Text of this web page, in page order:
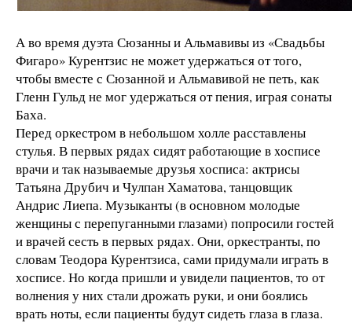
А во время дуэта Сюзанны и Альмавивы из «Свадьбы
Фигаро» Курентзис не может удержаться от того,
чтобы вместе с Сюзанной и Альмавивой не петь, как
Гленн Гульд не мог удержаться от пения, играя сонаты
Баха.
Перед оркестром в небольшом холле расставлены
стулья. В первых рядах сидят работающие в xосписе
врачи и так называемые друзья xосписа: актрисы
Татьяна Друбич и Чулпан Хаматова, танцовщик
Андрис Лиепа. Музыканты (в основном молодые
женщины с перепуганными глазами) попросили гостей
и врачей сесть в первых рядах. Они, оркестранты, по
словам Теодора Курентзиса, сами придумали играть в
xосписе. Но когда пришли и увидели пациентов, то от
волнения у них стали дрожать руки, и они боялись
врать ноты, если пациенты будут сидеть глаза в глаза.